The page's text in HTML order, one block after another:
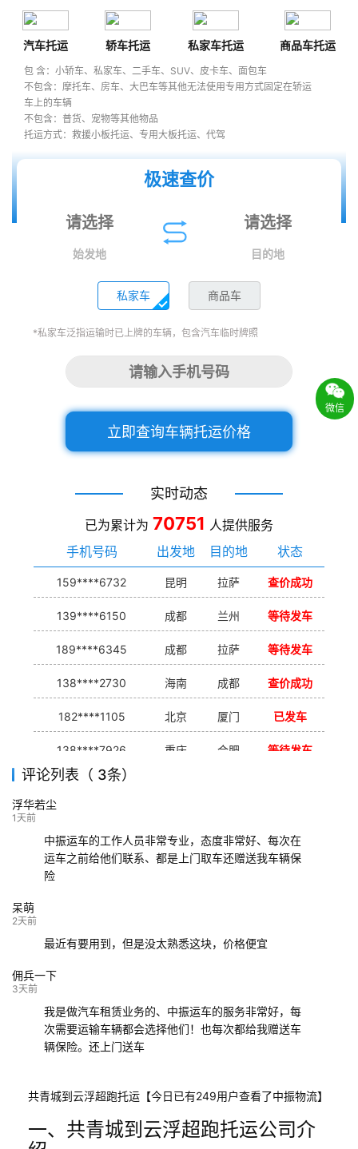
汽车托运 轿车托运 私家车托运 商品车托运
包 含：小轿车、私家车、二手车、SUV、皮卡车、面包车
不包含：摩托车、房车、大巴车等其他无法使用专用方式固定在轿运
车上的车辆
不包含：普货、宠物等其他物品
托运方式：救援小板托运、专用大板托运、代驾
极速查价
始发地 目的地
私家车 商品车
*私家车泛指运输时已上牌的车辆，包含汽车临时牌照
立即查询车辆托运价格
实时动态
已为累计为 70751 人提供服务
手机号码
出发地 目的地 状态
159****6732 昆明 拉萨 查价成功
139****6150 成都 兰州 等待发车
189****6345 成都 拉萨 等待发车
138****2730 海南 成都 查价成功
182****1105 北京 厦门 已发车
138****7926 重庆 合肥 等待发车
139****9233
评论列表（ 3条）
浮华若尘
1天前
中振运车的工作人员非常专业，态度非常好、每次在
运车之前给他们联系、都是上门取车还赠送我车辆保
险
呆萌
2天前
最近有要用到，但是没太熟悉这块，价格便宜
佣兵一下
3天前
我是做汽车租赁业务的、中振运车的服务非常好，每
次需要运输车辆都会选择他们！也每次都给我赠送车
辆保险。还上门送车
共青城到云浮超跑托运【今日已有249用户查看了中振物流】
一、共青城到云浮超跑托运公司介
微信